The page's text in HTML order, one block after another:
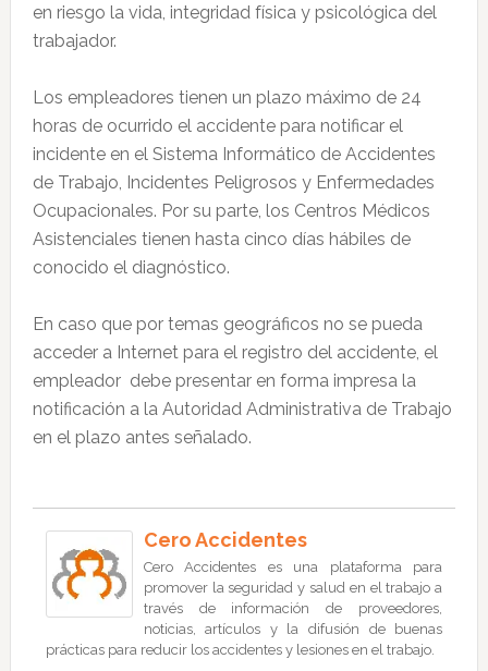
en riesgo la vida, integridad física y psicológica del
trabajador.
Los empleadores tienen un plazo máximo de 24
horas de ocurrido el accidente para notificar el
incidente en el Sistema Informático de Accidentes
de Trabajo, Incidentes Peligrosos y Enfermedades
Ocupacionales. Por su parte, los Centros Médicos
Asistenciales tienen hasta cinco días hábiles de
conocido el diagnóstico.
En caso que por temas geográficos no se pueda
acceder a Internet para el registro del accidente, el
empleador debe presentar en forma impresa la
notificación a la Autoridad Administrativa de Trabajo
en el plazo antes señalado.
Cero Accidentes
Cero Accidentes es una plataforma para
promover la seguridad y salud en el trabajo a
través de información de proveedores,
noticias, artículos y la difusión de buenas
prácticas para reducir los accidentes y lesiones en el trabajo.